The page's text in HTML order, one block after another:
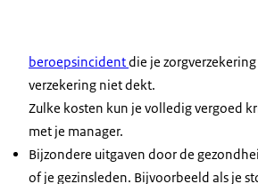
beroepsincidentdie je
verzekering niet dekt.
Zulke kosten kun je volledig vergoed
met je manager.
Bijzondere uitgaven door de
of je gezinsleden. Bijvoorbeeld als je